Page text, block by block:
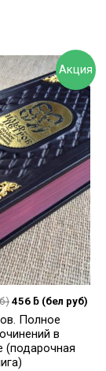
Акция
456 ƃ (бел руб)
Полное
в
(подарочная